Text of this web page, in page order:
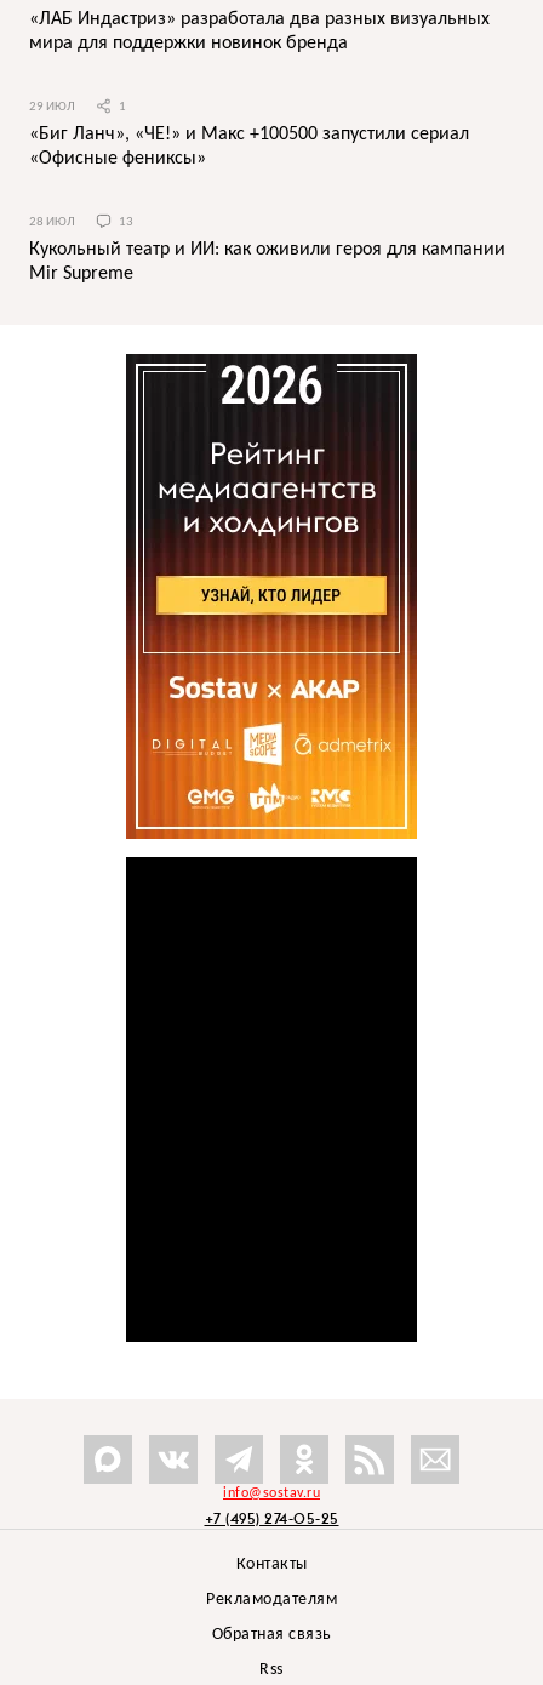
«ЛАБ Индастриз» разработала два разных визуальных
мира для поддержки новинок бренда
29 ИЮЛ 1
«Биг Ланч», «ЧЕ!» и Макс +100500 запустили сериал
«Офисные фениксы»
28 ИЮЛ 13
Кукольный театр и ИИ: как оживили героя для кампании
Mir Supreme
info@sostav.ru
+7 (495) 274-05-25
Контакты
Рекламодателям
Обратная связь
Rss